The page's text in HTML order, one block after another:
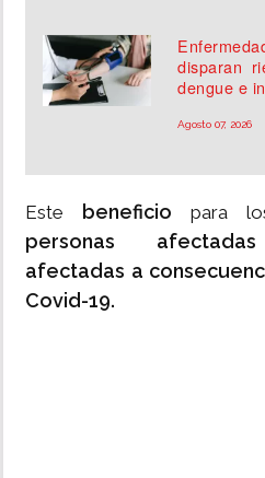
disparan
dengue e
Agosto 07, 2026
Este beneficio para
personas afectadas
afectadas a
Covid-19.